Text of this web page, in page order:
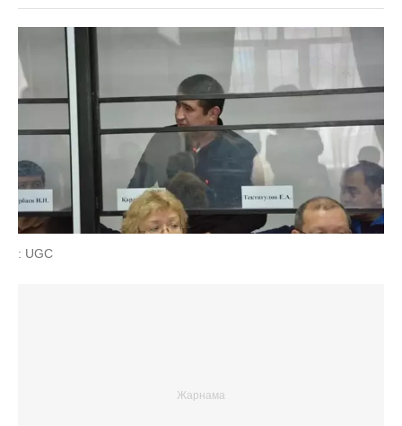
: UGC